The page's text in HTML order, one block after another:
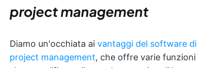
project management
Diamo un'occhiata ai vantaggi del software di
project management, che offre varie funzioni